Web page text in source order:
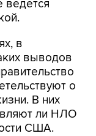
в
о
В них
ли НЛО
США.